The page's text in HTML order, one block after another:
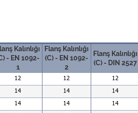
Kalınlığı
- EN 1092-
1
Flanş Kalınlığı
(C) - EN 1092-
2
Flanş Kalınlığı
(C) - DIN 2527
12 12 12
14 14 14
14 14 14